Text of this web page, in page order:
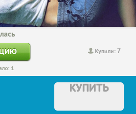
Купили: 7
1
КУПИТЬ